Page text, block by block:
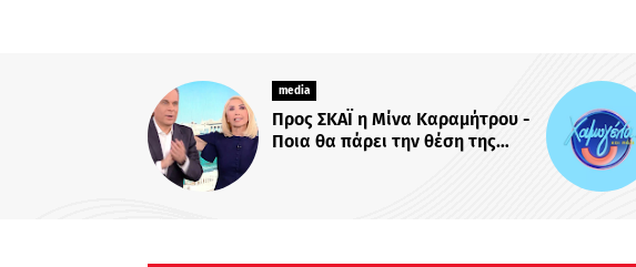
«Χαμογέλα και πάλι»: Με τον ίδιο
τίτλο η καθημερινή εκπομπή της
Σίσσυς Χρηστίδου στο Mega -